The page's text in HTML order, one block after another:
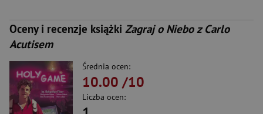
Oceny i recenzje książki Zagraj o Niebo z Carlo
Acutisem
Średnia ocen:
10.00 /10
Liczba ocen: